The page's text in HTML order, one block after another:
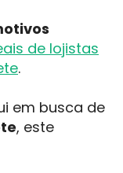
de lojistas
.
em busca de
, este